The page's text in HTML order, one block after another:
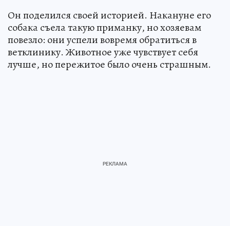
Он поделился своей историей. Накануне его
собака съела такую приманку, но хозяевам
повезло: они успели вовремя обратиться в
ветклинику. Животное уже чувствует себя
лучше, но пережитое было очень страшным.